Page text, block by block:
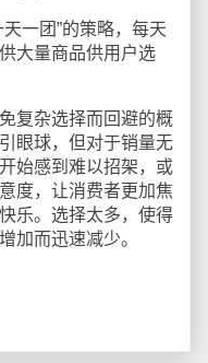
一团”的策略，每天
大量商品供用户选
杂选择而回避的概
眼球，但对于销量无
始感到难以招架，或
度，让消费者更加焦
乐。选择太多，使得
加而迅速减少。